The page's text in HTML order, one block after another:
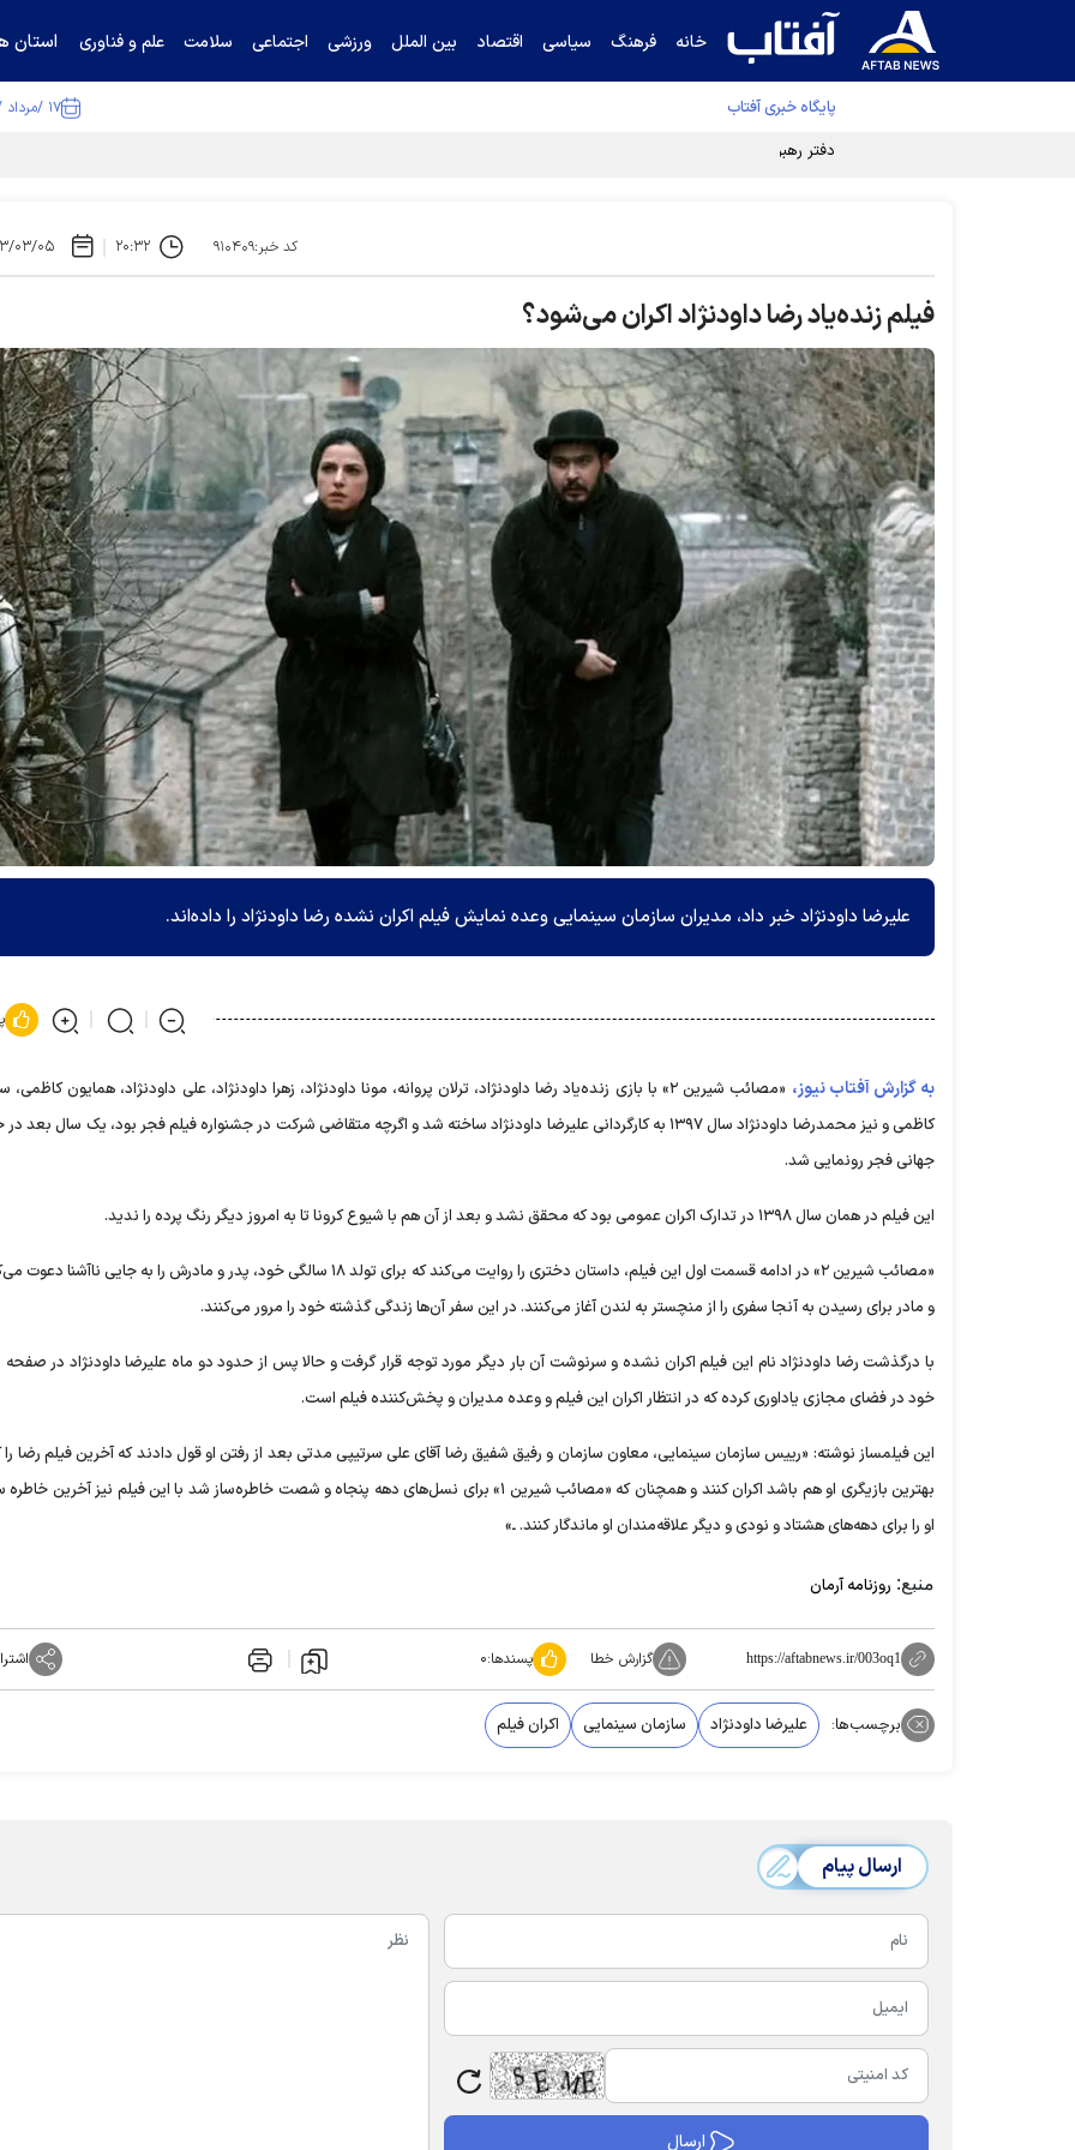
خانه فرهنگ سیاسی اقتصاد بین الملل ورزشی اجتماعی سلامت علم و فناوری استان
پایگاه خبری آفتاب ۱۷ /مرداد /۱۴۰۵
دفتر رهبر انقلاب ادعای خرازی درباره پزشکیان را تکذیب کرد
کد خبر:۹۱۰۴۰۹ ۲۰:۳۲ ۱۴۰۳/
فیلم زنده‌یاد رضا داودنژاد اکران می‌شود؟
علیرضا داودنژاد خبر داد، مدیران سازمان سینمایی وعده نمایش فیلم اکران نشده رضا داودنژاد را داده‌اند.
به گزارش آفتاب نیوز،
«مصائب شیرین ۲» با بازی زنده‌یاد رضا داودنژاد، ترلان پروانه، مونا داودنژاد، زهرا داودنژاد، علی داودنژاد، همایون کاظمی،
کاظمی و نیز محمدرضا داودنژاد سال ۱۳۹۷ به کارگردانی علیرضا داودنژاد ساخته شد و اگرچه متقاضی شرکت در جشنواره فیلم فجر بود، یک سال بعد
جهانی فجر رونمایی شد.
این فیلم در همان سال ۱۳۹۸ در تدارک اکران عمومی بود که محقق نشد و بعد از آن هم با شیوع کرونا تا به امروز دیگر رنگ پرده را ندید.
«مصائب شیرین ۲» در ادامه قسمت اول این فیلم، داستان دختری را روایت می‌کند که برای تولد ۱۸ سالگی خود، پدر و مادرش را به جایی
و مادر برای رسیدن به آنجا سفری را از منچستر به لندن آغاز می‌کنند. در این سفر آن‌ها زندگی گذشته خود را مرور می‌کنند.
با درگذشت رضا داودنژاد نام این فیلم اکران نشده و سرنوشت آن بار دیگر مورد توجه قرار گرفت و حالا پس از حدود دو ماه علیرضا داودنژاد در
خود در فضای مجازی یاداوری کرده که در انتظار اکران این فیلم و وعده مدیران و پخش‌کننده فیلم است.
این فیلمساز نوشته: «رییس سازمان سینمایی، معاون سازمان و رفیق شفیق رضا آقای علی سرتیپی مدتی بعد از رفتن او قول دادند که آخرین فیلم رضا را
بهترین بازیگری او هم باشد اکران کنند و همچنان که «مصائب شیرین ۱» برای نسل‌های دهه پنجاه و شصت خاطره‌ساز شد با این فیلم نیز آخرین
او را برای دهه‌های هشتاد و نودی و دیگر علاقه‌مندان او ماندگار کنند. ـ»
منبع: روزنامه آرمان
https://aftabnews.ir/003oq1 گزارش خطا پسندها:۰
برچسب‌ها: علیرضا داودنژاد سازمان سینمایی اکران فیلم
ارسال پیام